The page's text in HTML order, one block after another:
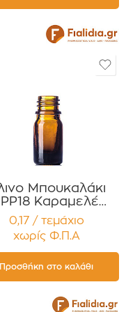
Μπουκαλάκι
Καραμελέ
Έλαια ,
, Αρώματα
12
0,17 / τεμάχιο
χωρίς Φ.Π.Α
Προσθήκη στο καλάθι